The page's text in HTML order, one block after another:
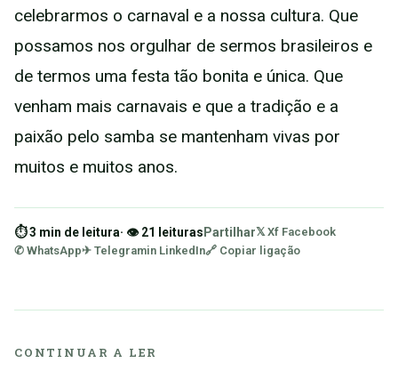
celebrarmos o carnaval e a nossa cultura. Que
possamos nos orgulhar de sermos brasileiros e
de termos uma festa tão bonita e única. Que
venham mais carnavais e que a tradição e a
paixão pelo samba se mantenham vivas por
muitos e muitos anos.
⏱ 3 min de leitura· 👁 21 leituras Partilhar𝕏 Xf Facebook
✆ WhatsApp✈ Telegramin LinkedIn🔗 Copiar ligação
CONTINUAR A LER